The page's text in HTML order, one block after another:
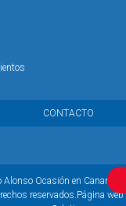
CONTACTO
Ocasión en Canarias
reservados.Página